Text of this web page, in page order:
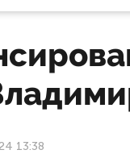
13:38